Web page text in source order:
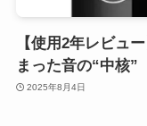
【使用2年レビュ
まった音の“中核”
2025年8月4日